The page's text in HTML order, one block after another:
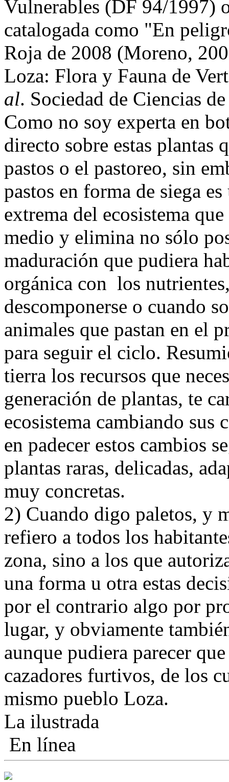
Vulnerables (DF 94/1997)
catalogada como "En
Roja de 2008 (Moreno,
Loza: Flora y Fauna de
al. Sociedad de Ciencias
Como no soy experta en
directo sobre estas plantas
pastos o el pastoreo, sin
pastos en forma de siega
extrema del ecosistema
medio y elimina no sólo
maduración que pudiera
orgánica con los
descomponerse o cuando
animales que pastan en el
para seguir el ciclo.
tierra los recursos que
generación de plantas, te
ecosistema cambiando
en padecer estos cambios
plantas raras, delicadas,
muy concretas.
2) Cuando digo paletos, y
refiero a todos los
zona, sino a los que
una forma u otra estas
por el contrario algo por
lugar, y obviamente
aunque pudiera parecer
cazadores furtivos, de los
mismo pueblo Loza.
La ilustrada
En línea